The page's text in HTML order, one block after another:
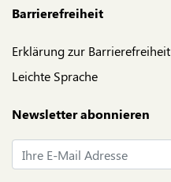
Barrierefreiheit
Erklärung zur Barrierefreiheit
Leichte Sprache
Newsletter abonnieren
E-Mail*